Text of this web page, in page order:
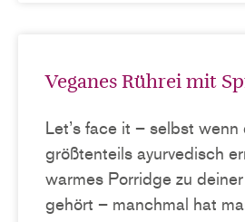
Veganes Rührei mit
Let’s face it – selbst
größtenteils ayurvedisch
warmes Porridge zu
gehört – manchmal hat